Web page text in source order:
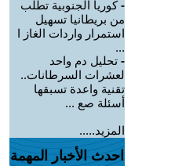
-كوريا الجنوبية تطلب
من بريطانيا تسهيل
استمرار واردات الغاز ا
...
- تحليل دم واحد
لعشرات السرطانات..
تقنية واعدة تسبقها
أسئلة صع ...
المزيد.....
احدث الأخبار المهمة